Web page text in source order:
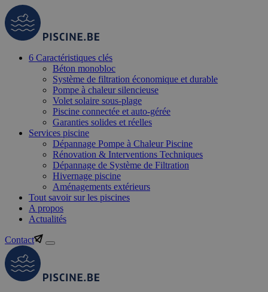
6 Caractéristiques clés
Béton monobloc
Système de filtration économique et durable
Pompe à chaleur silencieuse
Volet solaire sous-plage
Piscine connectée et auto-gérée
Garanties solides et réelles
Services piscine
Dépannage Pompe à Chaleur Piscine
Rénovation & Interventions Techniques
Dépannage de Système de Filtration
Hivernage piscine
Aménagements extérieurs
Tout savoir sur les piscines
A propos
Actualités
Contact